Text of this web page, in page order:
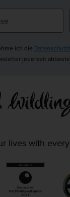
ich die
jederzeit
lives with